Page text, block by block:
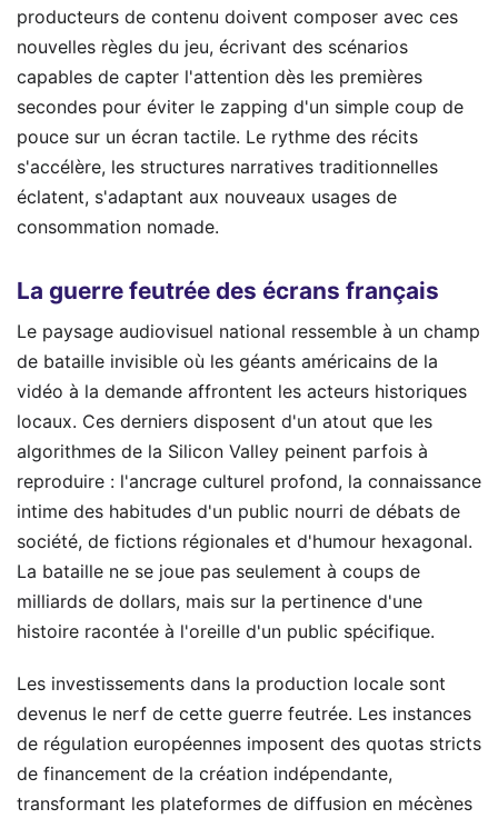
producteurs de contenu doivent composer avec ces
nouvelles règles du jeu, écrivant des scénarios
capables de capter l'attention dès les premières
secondes pour éviter le zapping d'un simple coup de
pouce sur un écran tactile. Le rythme des récits
s'accélère, les structures narratives traditionnelles
éclatent, s'adaptant aux nouveaux usages de
consommation nomade.
La guerre feutrée des écrans français
Le paysage audiovisuel national ressemble à un champ
de bataille invisible où les géants américains de la
vidéo à la demande affrontent les acteurs historiques
locaux. Ces derniers disposent d'un atout que les
algorithmes de la Silicon Valley peinent parfois à
reproduire : l'ancrage culturel profond, la connaissance
intime des habitudes d'un public nourri de débats de
société, de fictions régionales et d'humour hexagonal.
La bataille ne se joue pas seulement à coups de
milliards de dollars, mais sur la pertinence d'une
histoire racontée à l'oreille d'un public spécifique.
Les investissements dans la production locale sont
devenus le nerf de cette guerre feutrée. Les instances
de régulation européennes imposent des quotas stricts
de financement de la création indépendante,
transformant les plateformes de diffusion en mécènes